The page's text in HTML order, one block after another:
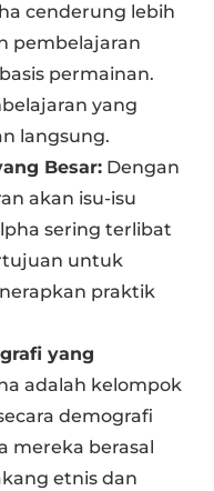
cenderung lebih
pembelajaran
permainan.
yang
langsung.
Besar: Dengan
akan isu-isu
sering terlibat
untuk
praktik
yang
adalah kelompok
demografi
mereka berasal
etnis dan